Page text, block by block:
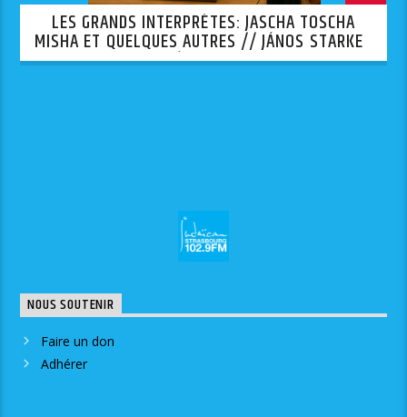
LES GRANDS INTERPRÈTES: JASCHA TOSCHA
MISHA ET QUELQUES AUTRES // JÁNOS STARKER
— 1ÈRE PARTIE
NOUS SOUTENIR
Faire un don
Adhérer